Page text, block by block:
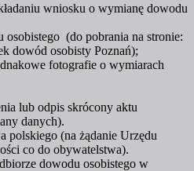
wniosku o wymianę dowodu
(do pobrania na stronie:
dowód osobisty Poznań);
fotografie o wymiarach
lub odpis skrócony aktu
danych).
polskiego (na żądanie Urzędu
co do obywatelstwa).
dowodu osobistego w